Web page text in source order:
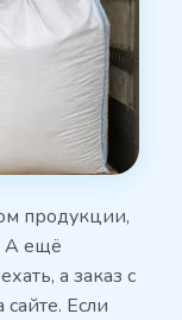
продукции,
А ещё
а заказ с
Если